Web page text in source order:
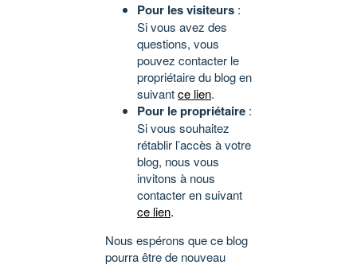
Pour les visiteurs :
Si vous avez des
questions, vous
pouvez contacter le
propriétaire du blog en
suivantce lien.
Pour le propriétaire :
Si vous souhaitez
rétablir l’accès à votre
blog, nous vous
invitons à nous
contacter en suivant
ce lien.
Nous espérons que ce blog
pourra être de nouveau